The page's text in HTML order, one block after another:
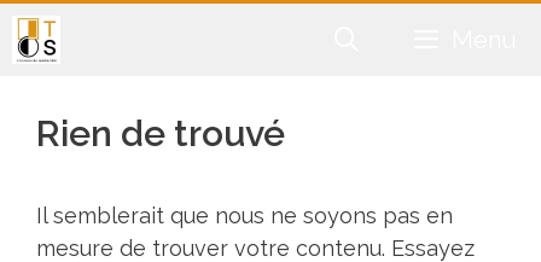
Aller
au
Rien de trouvé
Il semblerait que nous ne soyons pas en
mesure de trouver votre contenu. Essayez